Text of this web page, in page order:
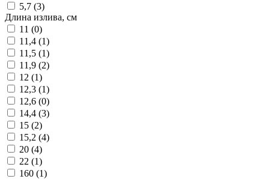
5,7 (3)
Длина излива, см
11 (0)
11,4 (1)
11,5 (1)
11,9 (2)
12 (1)
12,3 (1)
12,6 (0)
14,4 (3)
15 (2)
15,2 (4)
20 (4)
22 (1)
160 (1)